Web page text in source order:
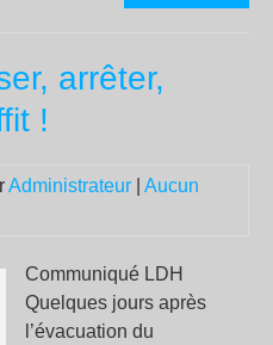
arrêter,
!
Administrateur
Aucun
Communiqué LDH
Quelques jours après
l’évacuation du